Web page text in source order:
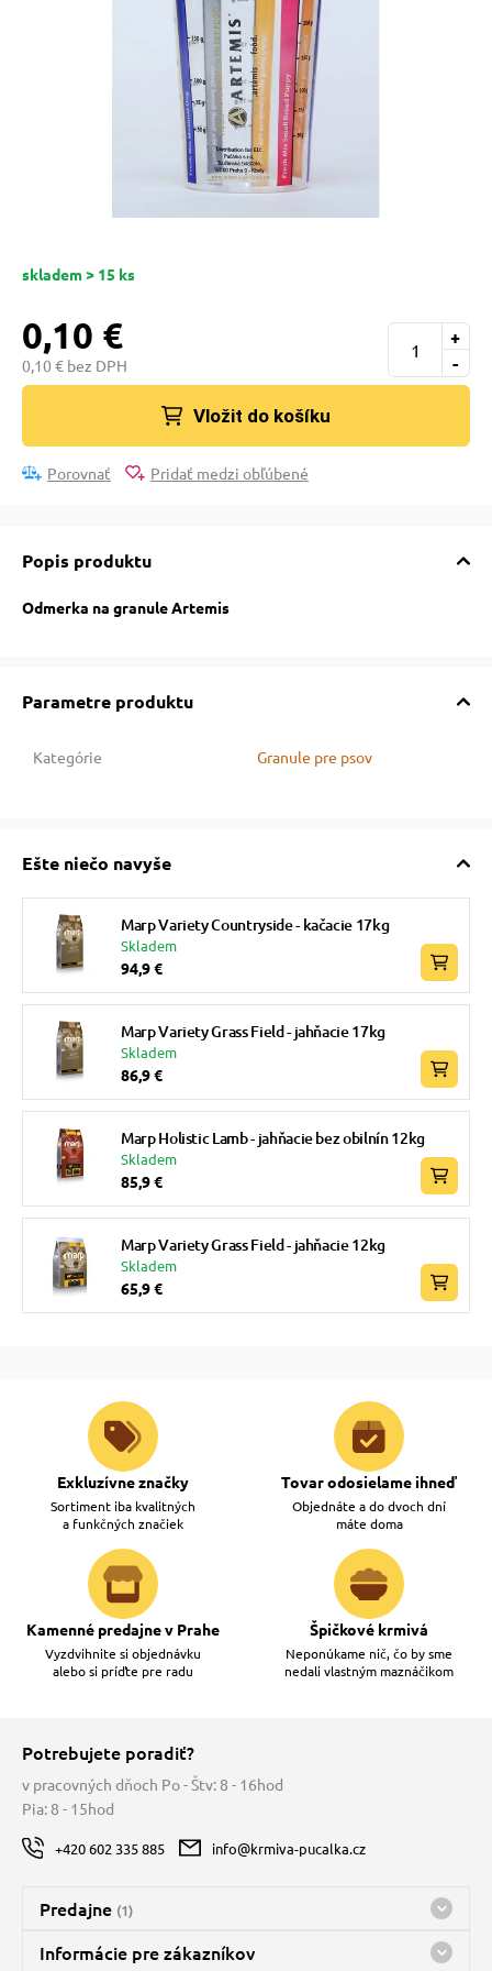
mačky
skladem > 15 ks
0,10 €
0,10 € bez DPH -
+
Vložit do košíku
Porovnať Pridať medzi obľúbené
Popis produktu
Odmerka na granule Artemis
Parametre produktu
Kategórie Granule pre psov
Ešte niečo navyše
Marp Variety Countryside - kačacie 17kg
Skladem
94,9 €
Marp Variety Grass Field - jahňacie 17kg
Skladem
86,9 €
Marp Holistic Lamb - jahňacie bez obilnín 12kg
Skladem
85,9 €
Marp Variety Grass Field - jahňacie 12kg
Skladem
65,9 €
Exkluzívne značky
Sortiment iba kvalitných
a funkčných značiek
Tovar odosielame ihneď
Objednáte a do dvoch dní
máte doma
Kamenné predajne v Prahe
Vyzdvihnite si objednávku
alebo si príďte pre radu
Špičkové krmivá
Neponúkame nič, čo by sme
nedali vlastným maznáčikom
Potrebujete poradiť?
v pracovných dňoch Po - Štv: 8 - 16hod
Pia: 8 - 15hod
+420 602 335 885 info@krmiva-pucalka.cz
Predajne (1)
Predajňa a sklad Kbely
Informácie pre zákazníkov